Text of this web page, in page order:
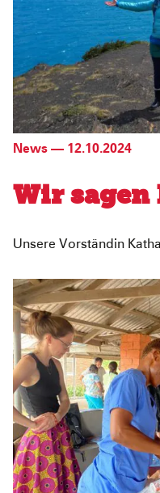
News — 12.10.2024
Wir sagen
Unsere Vorständin